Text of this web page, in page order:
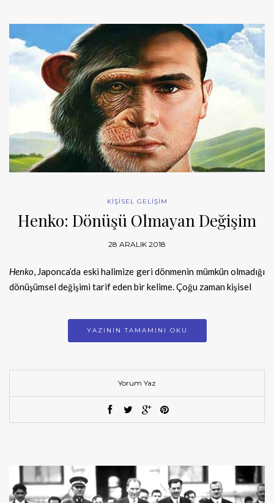
KİŞİSEL GELİŞİM
Henko: Dönüşü Olmayan Değişim
28 ARALIK 2018
Henko, Japonca’da eski halimize geri dönmenin mümkün olmadığı
dönüşümsel değişimi tarif eden bir kelime. Çoğu zaman kişisel
YAZININ TAMAMINI OKU
Yorum Yaz